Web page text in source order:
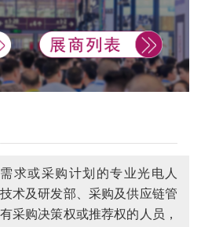
求或采购计划的专业光电人
术及研发部、采购及供应链管
采购决策权或推荐权的人员，